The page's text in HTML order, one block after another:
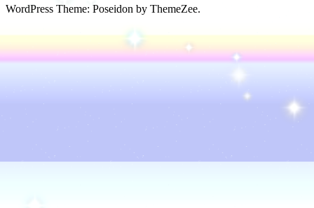
WordPress Theme: Poseidon by ThemeZee.